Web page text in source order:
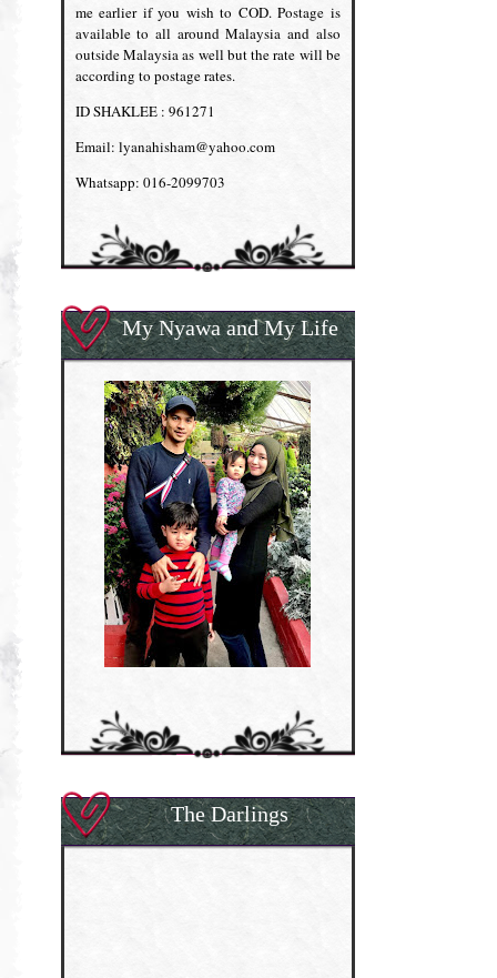
me earlier if you wish to COD. Postage is
available to all around Malaysia and also
outside Malaysia as well but the rate will be
according to postage rates.
ID SHAKLEE : 961271
Email: lyanahisham@yahoo.com
Whatsapp: 016-2099703
My Nyawa and My Life
The Darlings